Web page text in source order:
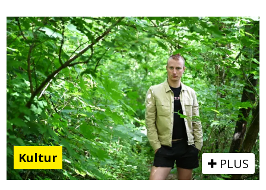
Kultur PLUS